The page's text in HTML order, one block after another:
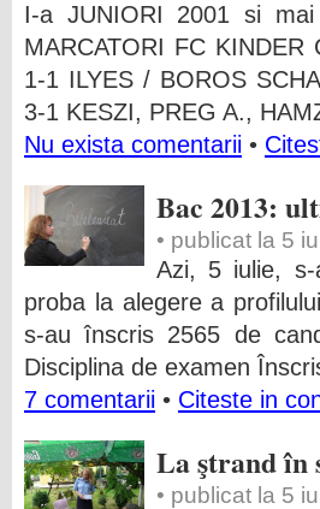
I-a JUNIORI 2001 si mai
MARCATORI FC
1-1 ILYES / BOROS
3-1 KESZI, PREG A.,
Nu exista comentarii •
Bac 2013:
• publicat la 5
Azi, 5 iulie, s-
proba la alegere a
s-au înscris 2565 de
Disciplina de examen
7 comentarii • Citeste in
La ştrand în
• publicat la 5